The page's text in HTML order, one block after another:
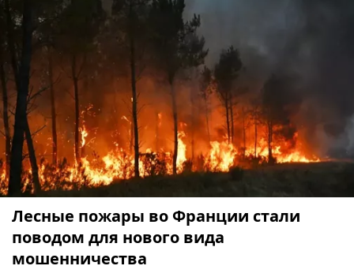
Лесные пожары во Франции стали
поводом для нового вида
мошенничества